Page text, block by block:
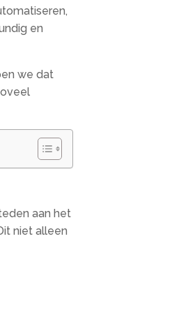
en
we dat
aan het
niet alleen